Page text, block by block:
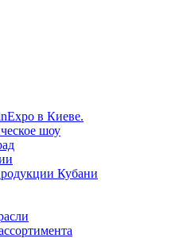
в Киеве.
шоу
Кубани